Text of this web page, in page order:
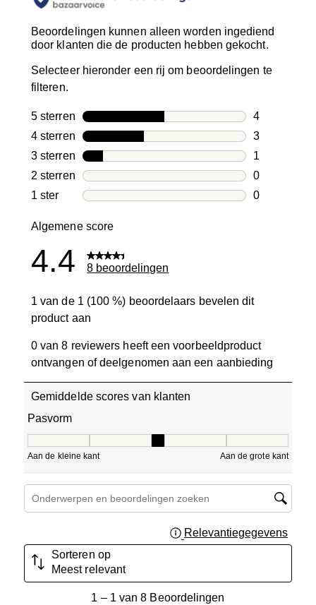
Beoordelingen kunnen alleen worden ingediend
door klanten die de producten hebben gekocht.
Selecteer hieronder een rij om beoordelingen te
filteren.
5 sterren sterren
4
4
4 sterren sterren
3
3
3 sterren sterren
1
1
2 sterren sterren
0
0
1 ster sterren
0
Algemene score
4.4 8 beoordelingen
1 van de 1 (100 %) beoordelaars bevelen dit
product aan
0 van 8 reviewers heeft een voorbeeldproduct
ontvangen of deelgenomen aan een aanbieding
Gemiddelde scores van klanten
Pasvorm
Aan de kleine kant Aan de grote kant
Onderwerpen en beoordelingen zoeken per regio
Relevantiegegevens
Sorteren op
Meest relevant
1 – 1 van 8 Beoordelingen